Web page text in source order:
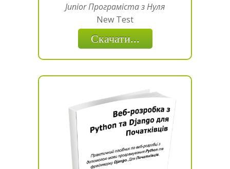
Junior Програміста з Нуля
New Test
Скачати...